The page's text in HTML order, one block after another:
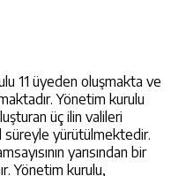
11 üyeden oluşmakta ve
Yönetim kurulu
üç ilin valileri
süreyle yürütülmektedir.
yarısından bir
Yönetim kurulu,